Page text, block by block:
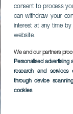
consent to process
can withdraw your
interest at any time by
website.
We and our partners
Personalised
research and services
through device scanning
cookies